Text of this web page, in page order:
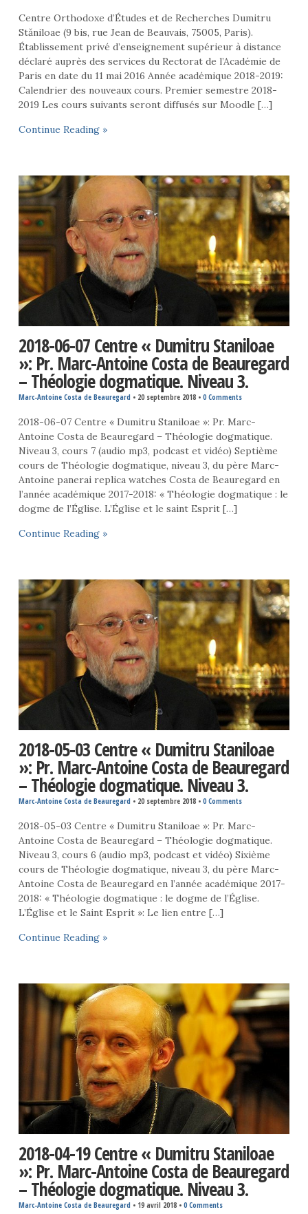
Centre Orthodoxe d’Études et de Recherches Dumitru
Stăniloae (9 bis, rue Jean de Beauvais, 75005, Paris).
Établissement privé d’enseignement supérieur à distance
déclaré auprès des services du Rectorat de l’Académie de
Paris en date du 11 mai 2016 Année académique 2018-2019:
Calendrier des nouveaux cours. Premier semestre 2018-
2019 Les cours suivants seront diffusés sur Moodle […]
Continue Reading »
2018-06-07 Centre « Dumitru Staniloae
»: Pr. Marc-Antoine Costa de Beauregard
– Théologie dogmatique. Niveau 3.
Marc-Antoine Costa de Beauregard • 20 septembre 2018• 0 Comments
2018-06-07 Centre « Dumitru Staniloae »: Pr. Marc-
Antoine Costa de Beauregard – Théologie dogmatique.
Niveau 3, cours 7 (audio mp3, podcast et vidéo) Septième
cours de Théologie dogmatique, niveau 3, du père Marc-
Antoine panerai replica watches Costa de Beauregard en
l’année académique 2017-2018: « Théologie dogmatique : le
dogme de l’Église. L’Église et le saint Esprit […]
Continue Reading »
2018-05-03 Centre « Dumitru Staniloae
»: Pr. Marc-Antoine Costa de Beauregard
– Théologie dogmatique. Niveau 3.
Marc-Antoine Costa de Beauregard • 20 septembre 2018• 0 Comments
2018-05-03 Centre « Dumitru Staniloae »: Pr. Marc-
Antoine Costa de Beauregard – Théologie dogmatique.
Niveau 3, cours 6 (audio mp3, podcast et vidéo) Sixième
cours de Théologie dogmatique, niveau 3, du père Marc-
Antoine Costa de Beauregard en l’année académique 2017-
2018: « Théologie dogmatique : le dogme de l’Église.
L’Église et le Saint Esprit »: Le lien entre […]
Continue Reading »
2018-04-19 Centre « Dumitru Staniloae
»: Pr. Marc-Antoine Costa de Beauregard
– Théologie dogmatique. Niveau 3.
Marc-Antoine Costa de Beauregard • 19 avril 2018• 0 Comments